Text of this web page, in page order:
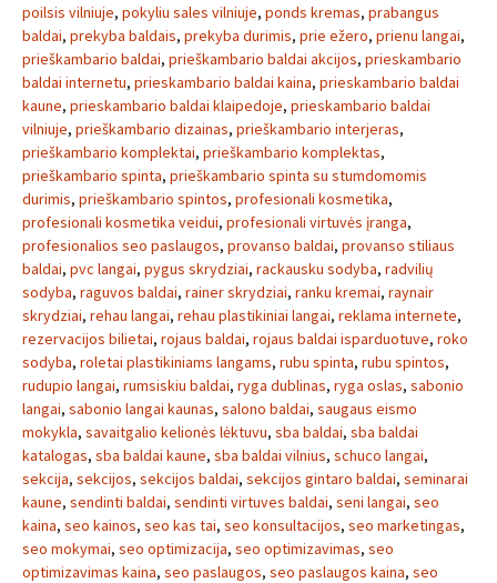
poilsis vilniuje, pokyliu sales vilniuje, ponds kremas, prabangus
baldai, prekyba baldais, prekyba durimis, prie ežero, prienu langai,
prieškambario baldai, prieškambario baldai akcijos, prieskambario
baldai internetu, prieskambario baldai kaina, prieskambario baldai
kaune, prieskambario baldai klaipedoje, prieskambario baldai
vilniuje, prieškambario dizainas, prieškambario interjeras,
prieškambario komplektai, prieškambario komplektas,
prieškambario spinta, prieškambario spinta su stumdomomis
durimis, prieškambario spintos, profesionali kosmetika,
profesionali kosmetika veidui, profesionali virtuvės įranga,
profesionalios seo paslaugos, provanso baldai, provanso stiliaus
baldai, pvc langai, pygus skrydziai, rackausku sodyba, radvilių
sodyba, raguvos baldai, rainer skrydziai, ranku kremai, raynair
skrydziai, rehau langai, rehau plastikiniai langai, reklama internete,
rezervacijos bilietai, rojaus baldai, rojaus baldai isparduotuve, roko
sodyba, roletai plastikiniams langams, rubu spinta, rubu spintos,
rudupio langai, rumsiskiu baldai, ryga dublinas, ryga oslas, sabonio
langai, sabonio langai kaunas, salono baldai, saugaus eismo
mokykla, savaitgalio kelionės lėktuvu, sba baldai, sba baldai
katalogas, sba baldai kaune, sba baldai vilnius, schuco langai,
sekcija, sekcijos, sekcijos baldai, sekcijos gintaro baldai, seminarai
kaune, sendinti baldai, sendinti virtuves baldai, seni langai, seo
kaina, seo kainos, seo kas tai, seo konsultacijos, seo marketingas,
seo mokymai, seo optimizacija, seo optimizavimas, seo
optimizavimas kaina, seo paslaugos, seo paslaugos kaina, seo